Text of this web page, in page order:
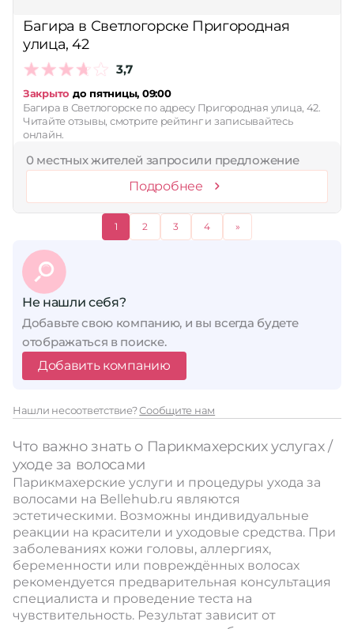
Багира в Светлогорске Пригородная
улица, 42
3,7
Закрыто до пятницы, 09:00
Багира в Светлогорске по адресу Пригородная улица, 42.
Читайте отзывы, смотрите рейтинг и записывайтесь
онлайн.
0 местных жителей запросили предложение
Подробнее
1 2 3 4 »
Не нашли себя?
Добавьте свою компанию, и вы всегда будете
отображаться в поиске.
Добавить компанию
Нашли несоответствие?Сообщите нам
Что важно знать о Парикмахерских услугах /
уходе за волосами
Парикмахерские услуги и процедуры ухода за
волосами на Bellehub.ru являются
эстетическими. Возможны индивидуальные
реакции на красители и уходовые средства. При
заболеваниях кожи головы, аллергиях,
беременности или повреждённых волосах
рекомендуется предварительная консультация
специалиста и проведение теста на
чувствительность. Результат зависит от